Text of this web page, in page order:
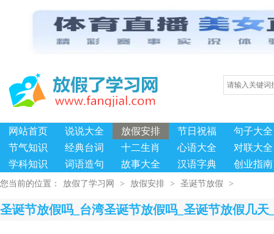
网站首页 说说大全 放假安排 节日祝福
句子大全
节气知识
经典台词 十二生肖 心语大全
对联大全
学科知识
词语造句 故事大全 汉语字典 创业指南
您当前的位置： 放假了学习网 > 放假安排 > 圣诞节放假 >
圣诞节放假吗_台湾圣诞节放假吗_圣诞节放假几天